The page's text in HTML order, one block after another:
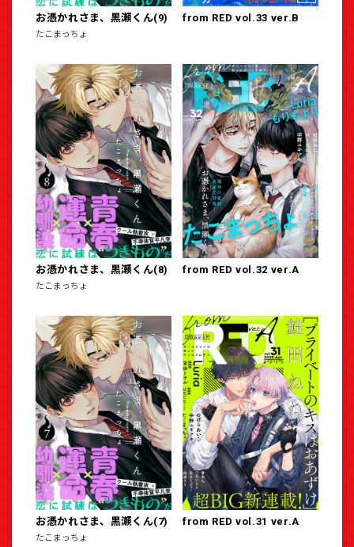
お憑かれさま、黒瀬くん(9)
たこまっちょ
from RED vol.33 ver.B
お憑かれさま、黒瀬くん(8)
たこまっちょ
from RED vol.32 ver.A
お憑かれさま、黒瀬くん(7)
たこまっちょ
from RED vol.31 ver.A